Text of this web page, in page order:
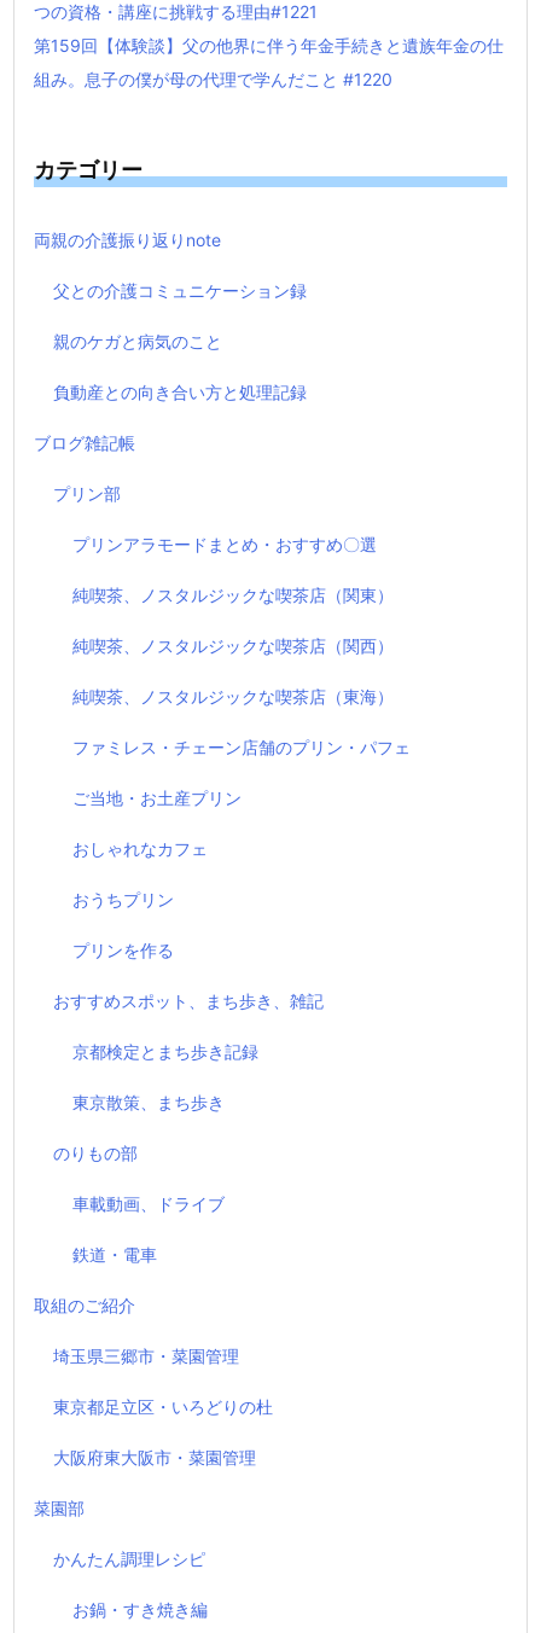
つの資格・講座に挑戦する理由#1221
第159回【体験談】父の他界に伴う年金手続きと遺族年金の仕
組み。息子の僕が母の代理で学んだこと #1220
カテゴリー
両親の介護振り返りnote
父との介護コミュニケーション録
親のケガと病気のこと
負動産との向き合い方と処理記録
ブログ雑記帳
プリン部
プリンアラモードまとめ・おすすめ〇選
純喫茶、ノスタルジックな喫茶店（関東）
純喫茶、ノスタルジックな喫茶店（関西）
純喫茶、ノスタルジックな喫茶店（東海）
ファミレス・チェーン店舗のプリン・パフェ
ご当地・お土産プリン
おしゃれなカフェ
おうちプリン
プリンを作る
おすすめスポット、まち歩き、雑記
京都検定とまち歩き記録
東京散策、まち歩き
のりもの部
車載動画、ドライブ
鉄道・電車
取組のご紹介
埼玉県三郷市・菜園管理
東京都足立区・いろどりの杜
大阪府東大阪市・菜園管理
菜園部
かんたん調理レシピ
お鍋・すき焼き編